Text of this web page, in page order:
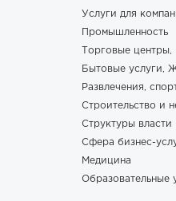
Услуги для
Промышленность
Торговые центры,
Бытовые услуги,
Развлечения,
Строительство и
Структуры власти
Сфера бизнес-
Медицина
Образовательные